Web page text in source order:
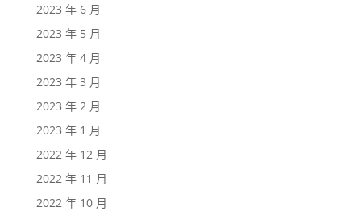
2023 年 6 月
2023 年 5 月
2023 年 4 月
2023 年 3 月
2023 年 2 月
2023 年 1 月
2022 年 12 月
2022 年 11 月
2022 年 10 月